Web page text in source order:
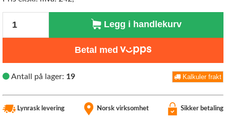
Antall
Legg i handlekurv
Betal med
Antall på lager: 19 Kalkuler frakt
Lynrask levering Norsk virksomhet Sikker betaling